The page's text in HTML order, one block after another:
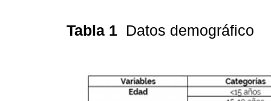
Tabla 1 Datos demográfico